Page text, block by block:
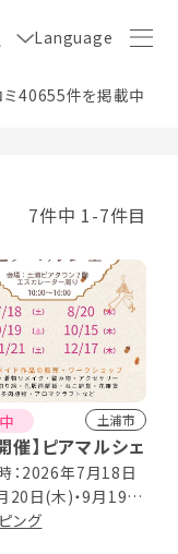
Language
ミ40655件を掲載中
7件中 1-7件目
土浦市
催】ピアマルシェ
：2026年7月18日
20日(木)・9月19日
15日(木)・11月21
ング